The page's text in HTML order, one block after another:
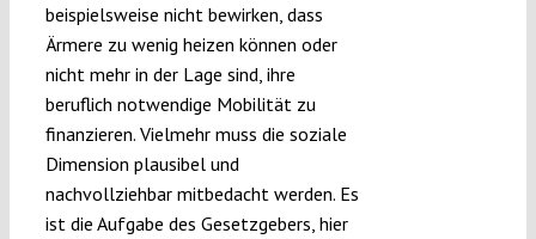
beispielsweise nicht bewirken, dass
Ärmere zu wenig heizen können oder
nicht mehr in der Lage sind, ihre
beruflich notwendige Mobilität zu
finanzieren. Vielmehr muss die soziale
Dimension plausibel und
nachvollziehbar mitbedacht werden. Es
ist die Aufgabe des Gesetzgebers, hier